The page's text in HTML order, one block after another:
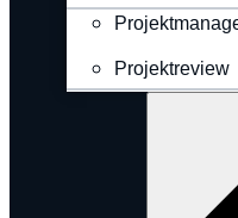
Projektreview